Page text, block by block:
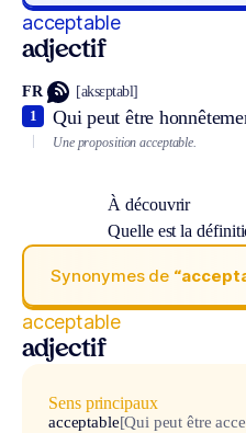
acceptable
adjectif
FR [aksɛptabl]
Qui peut être
1
Une proposition acceptable.
À découvrir
Quelle est la
Synonymes de
acceptable
adjectif
Sens principaux
acceptable[Qui peut être